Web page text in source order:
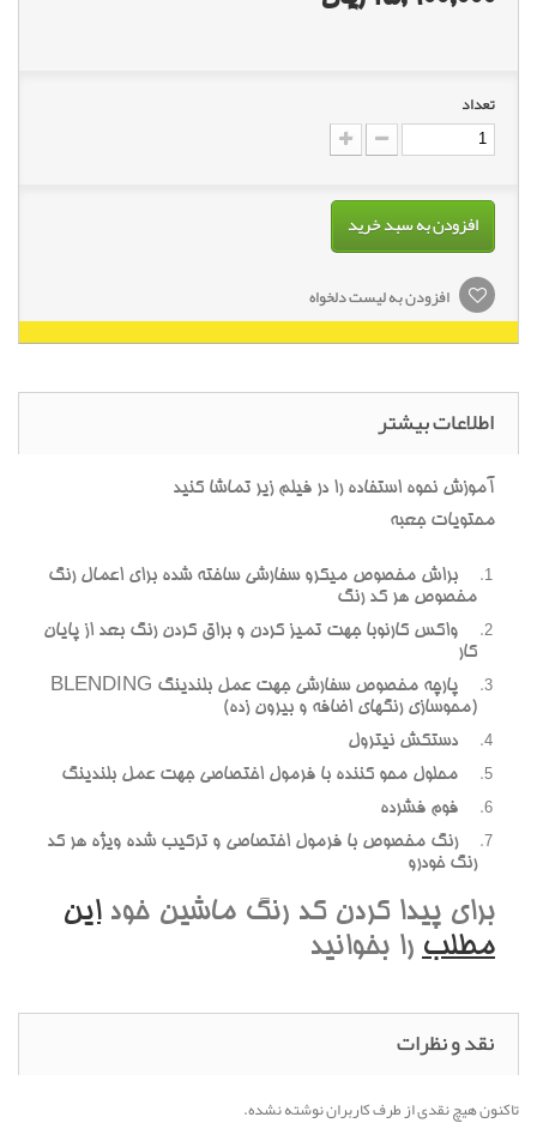
تعداد
افزودن به سبد خرید
افزودن به لیست دلخواه
اطلاعات بیشتر
آموزش نحوه استفاده را در فیلم زیر تماشا کنید
محتویات جعبه
براش مخصوص میکرو سفارشی ساخته شده برای اعمال رنگ
مخصوص هر کد رنگ
واکس کارنوبا جهت تمیز کردن و براق کردن رنگ بعد از پایان
کار
پارچه مخصوص سفارشی جهت عمل بلندینگ BLENDING
(محوسازی رنگهای اضافه و بیرون زده)
دستکش نیترول
محلول محو کننده با فرمول اختصاصی جهت عمل بلندینگ
فوم فشرده
رنگ مخصوص با فرمول اختصاصی و ترکیب شده ویژه هر کد
رنگ خودرو
برای پیدا کردن کد رنگ ماشین خوداین
مطلب را بخوانید
نقد و نظرات
تاکنون هیچ نقدی از طرف کاربران نوشته نشده.